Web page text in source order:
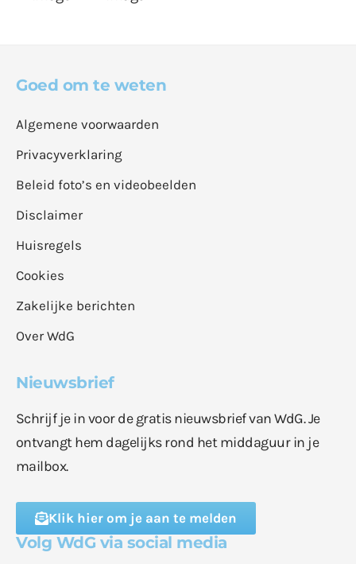
Goed om te weten
Algemene voorwaarden
Privacyverklaring
Beleid foto’s en videobeelden
Disclaimer
Huisregels
Cookies
Zakelijke berichten
Over WdG
Nieuwsbrief
Schrijf je in voor de gratis nieuwsbrief van WdG. Je
ontvangt hem dagelijks rond het middaguur in je
mailbox.
Klik hier om je aan te melden
Volg WdG via social media